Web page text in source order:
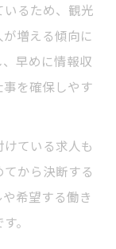
るため、観光
増える傾向に
早めに情報収
を確保しやす
ている求人も
から決断する
希望する働き
。